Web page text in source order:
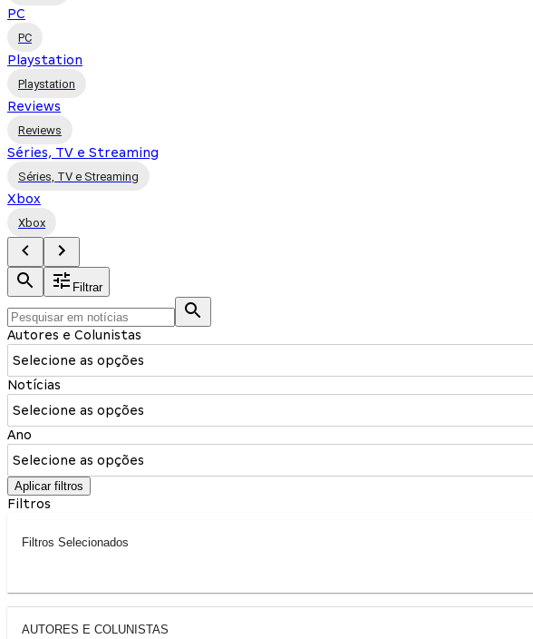
PC
PC
Playstation
Playstation
Reviews
Reviews
Séries, TV e Streaming
Séries, TV e Streaming
Xbox
Xbox
Filtrar
Autores e Colunistas
Selecione as opções
Notícias
Selecione as opções
Ano
Selecione as opções
Aplicar filtros
Filtros
Filtros Selecionados
AUTORES E COLUNISTAS